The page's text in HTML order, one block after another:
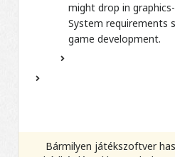
might drop in
System requirements
game development.
Bármilyen játékszoftver